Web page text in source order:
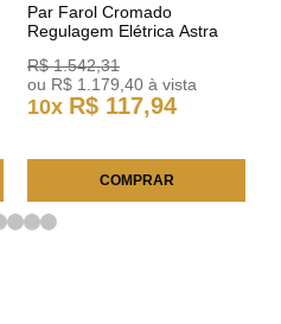
Par Farol Cromado
Regulagem Elétrica Astra
R$ 1.542,31
ou R$ 1 179 40 à vista
10x R$ 117,94
COMPRAR